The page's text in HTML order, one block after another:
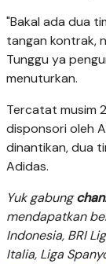
"Bakal ada dua
tangan kontrak,
Tunggu ya
menuturkan.
Tercatat musim
disponsori oleh
dinantikan, dua
Adidas.
Yuk gabung
mendapatkan
Indonesia, BRI
Italia, Liga